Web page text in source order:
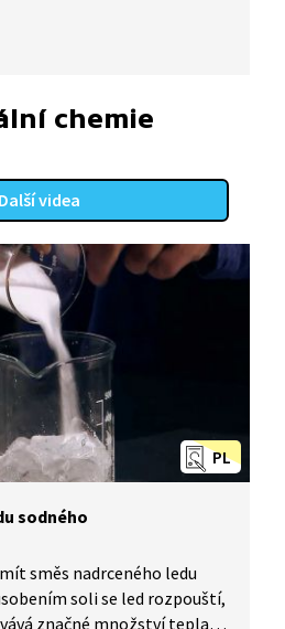
chemie
Další videa
PL
sodného
směs nadrceného ledu
soli se led rozpouští,
značné množství tepla,